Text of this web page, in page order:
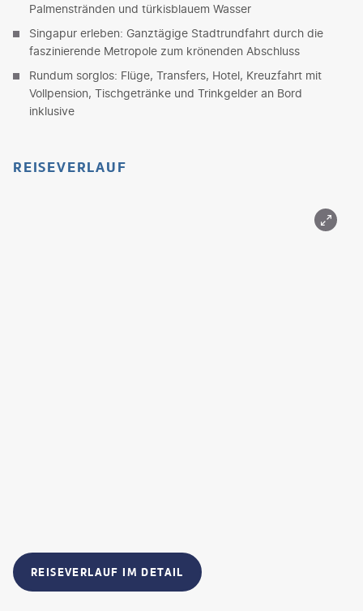
Palmenstränden und türkisblauem Wasser
Singapur erleben: Ganztägige Stadtrundfahrt durch die
faszinierende Metropole zum krönenden Abschluss
Rundum sorglos: Flüge, Transfers, Hotel, Kreuzfahrt mit
Vollpension, Tischgetränke und Trinkgelder an Bord
inklusive
REISEVERLAUF
REISEVERLAUF IM DETAIL